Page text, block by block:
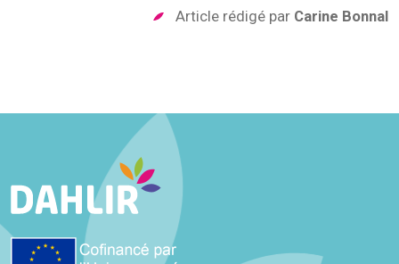
Article rédigé par Carine Bonnal